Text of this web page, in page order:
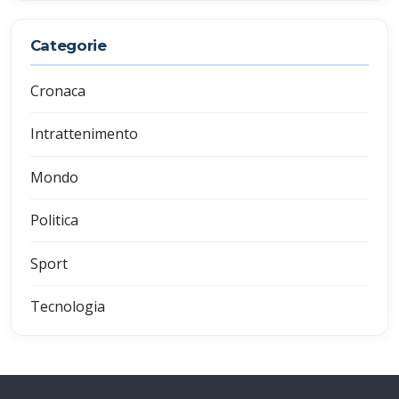
Categorie
Cronaca
Intrattenimento
Mondo
Politica
Sport
Tecnologia